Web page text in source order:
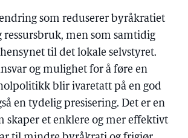
som reduserer byråkratiet
ressursbruk, men som samtidig
til det lokale selvstyret.
og mulighet for å føre en
blir ivaretatt på en god
en tydelig presisering. Det er en
skaper et enklere og mer effektivt